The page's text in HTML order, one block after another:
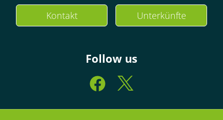
Kontakt Unterkünfte
Follow us